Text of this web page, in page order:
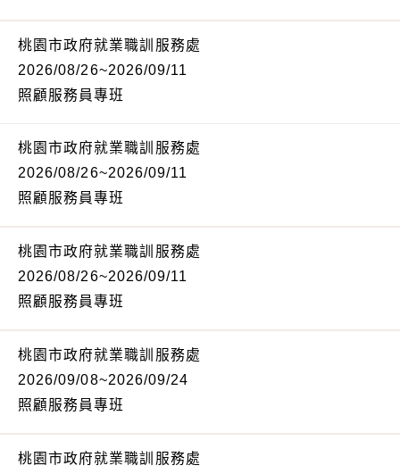
桃園市政府就業職訓服務處
2026/08/26~2026/09/11
照顧服務員專班
桃園市政府就業職訓服務處
2026/08/26~2026/09/11
照顧服務員專班
桃園市政府就業職訓服務處
2026/08/26~2026/09/11
照顧服務員專班
桃園市政府就業職訓服務處
2026/09/08~2026/09/24
照顧服務員專班
桃園市政府就業職訓服務處